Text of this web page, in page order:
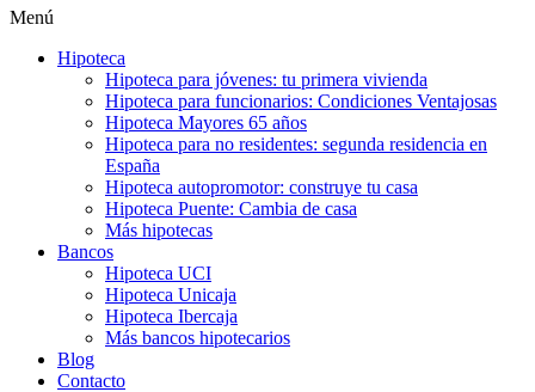
Menú
Hipoteca
Hipoteca para jóvenes: tu primera vivienda
Hipoteca para funcionarios: Condiciones Ventajosas
Hipoteca Mayores 65 años
Hipoteca para no residentes: segunda residencia en
España
Hipoteca autopromotor: construye tu casa
Hipoteca Puente: Cambia de casa
Más hipotecas
Bancos
Hipoteca UCI
Hipoteca Unicaja
Hipoteca Ibercaja
Más bancos hipotecarios
Blog
Contacto